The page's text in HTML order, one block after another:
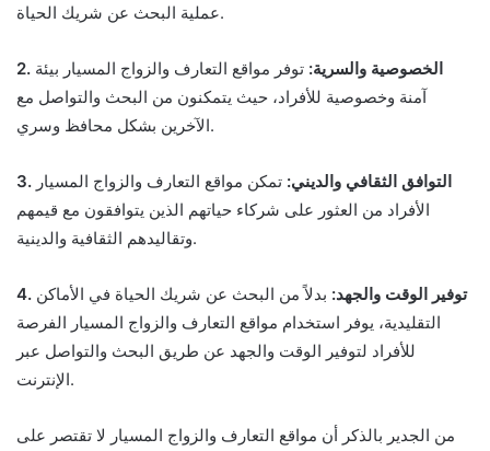
عملية البحث عن شريك الحياة.
2. الخصوصية والسرية: توفر مواقع التعارف والزواج المسيار بيئة
آمنة وخصوصية للأفراد، حيث يتمكنون من البحث والتواصل مع
الآخرين بشكل محافظ وسري.
3. التوافق الثقافي والديني: تمكن مواقع التعارف والزواج المسيار
الأفراد من العثور على شركاء حياتهم الذين يتوافقون مع قيمهم
وتقاليدهم الثقافية والدينية.
4. توفير الوقت والجهد: بدلاً من البحث عن شريك الحياة في الأماكن
التقليدية، يوفر استخدام مواقع التعارف والزواج المسيار الفرصة
للأفراد لتوفير الوقت والجهد عن طريق البحث والتواصل عبر
الإنترنت.
من الجدير بالذكر أن مواقع التعارف والزواج المسيار لا تقتصر على